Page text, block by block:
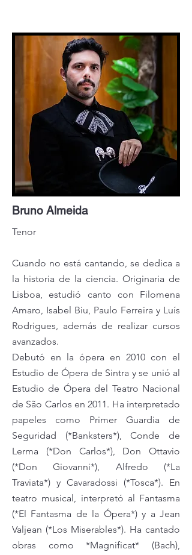
Bruno Almeida
Tenor
Cuando no está cantando, se dedica a
la historia de la ciencia. Originaria de
Lisboa, estudió canto con Filomena
Amaro, Isabel Biu, Paulo Ferreira y Luís
Rodrigues, además de realizar cursos
avanzados.
Debutó en la ópera en 2010 con el
Estudio de Ópera de Sintra y se unió al
Estudio de Ópera del Teatro Nacional
de São Carlos en 2011. Ha interpretado
papeles como Primer Guardia de
Seguridad (*Banksters*), Conde de
Lerma (*Don Carlos*), Don Ottavio
(*Don Giovanni*), Alfredo (*La
Traviata*) y Cavaradossi (*Tosca*). En
teatro musical, interpretó al Fantasma
(*El Fantasma de la Ópera*) y a Jean
Valjean (*Los Miserables*). Ha cantado
obras como *Magnificat* (Bach),